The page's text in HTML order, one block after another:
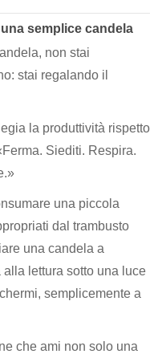
semplice candela
non stai
stai regalando il
la produttività rispetto
Siediti. Respira.
una piccola
dal trambusto
una candela a
lettura sotto una luce
semplicemente a
che ami non solo una